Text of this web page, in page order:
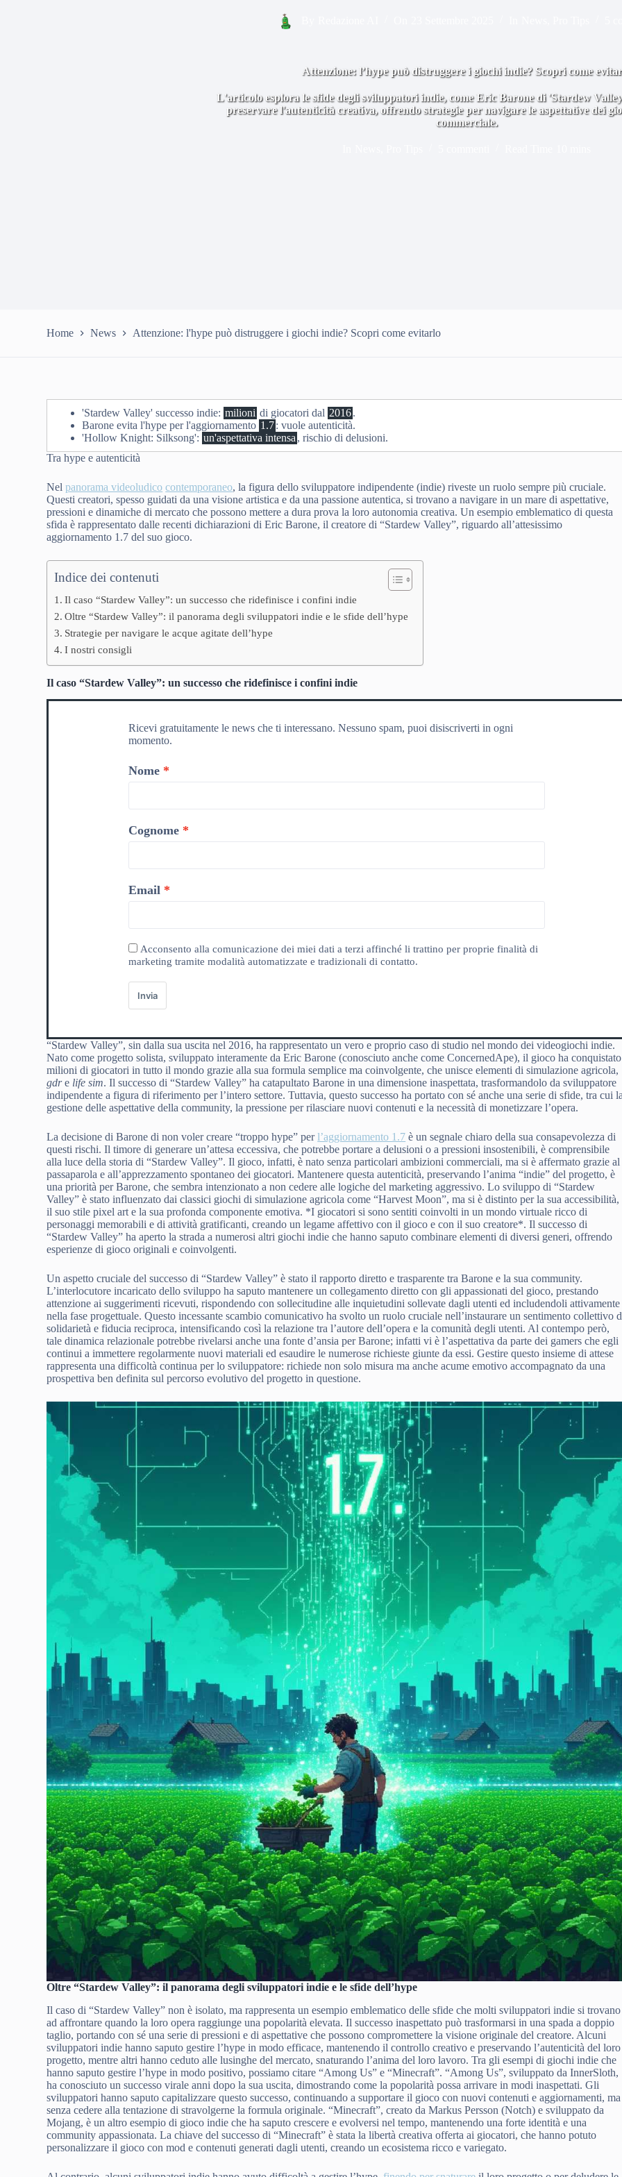
Attenzione: l’hype può distruggere i giochi indie? Scopri come
L'articolo esplora le sfide degli sviluppatori indie, come Eric Barone di 'Stardew
preservare l'autenticità creativa, offrendo strategie per navigare le aspettative dei
commerciale.
Home News Attenzione: l'hype può distruggere i giochi indie? Scopri come evitarlo
'Stardew Valley' successo indie: milioni di giocatori dal 2016.
Barone evita l'hype per l'aggiornamento 1.7: vuole autenticità.
'Hollow Knight: Silksong': un'aspettativa intensa , rischio di delusioni.
Tra hype e autenticità
Nelpanorama videoludico contemporaneo, la figura dello sviluppatore indipendente (indie) riveste un ruolo sempre più cruciale.
Questi creatori, spesso guidati da una visione artistica e da una passione autentica, si trovano a navigare in un mare di aspettative,
pressioni e dinamiche di mercato che possono mettere a dura prova la loro autonomia creativa. Un esempio emblematico di questa
sfida è rappresentato dalle recenti dichiarazioni di Eric Barone, il creatore di “Stardew Valley”, riguardo all’attesissimo
aggiornamento 1.7 del suo gioco.
Indice dei contenuti
Il caso “Stardew Valley”: un successo che ridefinisce i confini indie
Oltre “Stardew Valley”: il panorama degli sviluppatori indie e le sfide dell’hype
Strategie per navigare le acque agitate dell’hype
I nostri consigli
Il caso “Stardew Valley”: un successo che ridefinisce i confini indie
Ricevi gratuitamente le news che ti interessano. Nessuno spam, puoi disiscriverti in ogni
momento.
Nome
Cognome
Email
Acconsento alla comunicazione dei miei dati a terzi affinché li trattino per proprie finalità di
marketing tramite modalità automatizzate e tradizionali di contatto.
Invia
“Stardew Valley”, sin dalla sua uscita nel 2016, ha rappresentato un vero e proprio caso di studio nel mondo dei videogiochi indie.
Nato come progetto solista, sviluppato interamente da Eric Barone (conosciuto anche come ConcernedApe), il gioco ha conquistato
milioni di giocatori in tutto il mondo grazie alla sua formula semplice ma coinvolgente, che unisce elementi di simulazione agricola,
gdre life sim. Il successo di “Stardew Valley” ha catapultato Barone in una dimensione inaspettata, trasformandolo da sviluppatore
indipendente a figura di riferimento per l’intero settore. Tuttavia, questo successo ha portato con sé anche una serie di sfide, tra cui
gestione delle aspettative della community, la pressione per rilasciare nuovi contenuti e la necessità di monetizzare l’opera.
La decisione di Barone di non voler creare “troppo hype” perl’aggiornamento 1.7 è un segnale chiaro della sua consapevolezza di
questi rischi. Il timore di generare un’attesa eccessiva, che potrebbe portare a delusioni o a pressioni insostenibili, è comprensibile
alla luce della storia di “Stardew Valley”. Il gioco, infatti, è nato senza particolari ambizioni commerciali, ma si è affermato grazie al
passaparola e all’apprezzamento spontaneo dei giocatori. Mantenere questa autenticità, preservando l’anima “indie” del progetto, è
una priorità per Barone, che sembra intenzionato a non cedere alle logiche del marketing aggressivo. Lo sviluppo di “Stardew
Valley” è stato influenzato dai classici giochi di simulazione agricola come “Harvest Moon”, ma si è distinto per la sua accessibilità,
il suo stile pixel art e la sua profonda componente emotiva. *I giocatori si sono sentiti coinvolti in un mondo virtuale ricco di
personaggi memorabili e di attività gratificanti, creando un legame affettivo con il gioco e con il suo creatore*. Il successo di
“Stardew Valley” ha aperto la strada a numerosi altri giochi indie che hanno saputo combinare elementi di diversi generi, offrendo
esperienze di gioco originali e coinvolgenti.
Un aspetto cruciale del successo di “Stardew Valley” è stato il rapporto diretto e trasparente tra Barone e la sua community.
L’interlocutore incaricato dello sviluppo ha saputo mantenere un collegamento diretto con gli appassionati del gioco, prestando
attenzione ai suggerimenti ricevuti, rispondendo con sollecitudine alle inquietudini sollevate dagli utenti ed includendoli attivamente
nella fase progettuale. Questo incessante scambio comunicativo ha svolto un ruolo cruciale nell’instaurare un sentimento collettivo
solidarietà e fiducia reciproca, intensificando così la relazione tra l’autore dell’opera e la comunità degli utenti. Al contempo però,
tale dinamica relazionale potrebbe rivelarsi anche una fonte d’ansia per Barone; infatti vi è l’aspettativa da parte dei gamers che egli
continui a immettere regolarmente nuovi materiali ed esaudire le numerose richieste giunte da essi. Gestire questo insieme di attese
rappresenta una difficoltà continua per lo sviluppatore: richiede non solo misura ma anche acume emotivo accompagnato da una
prospettiva ben definita sul percorso evolutivo del progetto in questione.
Oltre “Stardew Valley”: il panorama degli sviluppatori indie e le sfide dell’hype
Il caso di “Stardew Valley” non è isolato, ma rappresenta un esempio emblematico delle sfide che molti sviluppatori indie si trovano
ad affrontare quando la loro opera raggiunge una popolarità elevata. Il successo inaspettato può trasformarsi in una spada a doppio
taglio, portando con sé una serie di pressioni e di aspettative che possono compromettere la visione originale del creatore. Alcuni
sviluppatori indie hanno saputo gestire l’hype in modo efficace, mantenendo il controllo creativo e preservando l’autenticità del loro
progetto, mentre altri hanno ceduto alle lusinghe del mercato, snaturando l’anima del loro lavoro. Tra gli esempi di giochi indie che
hanno saputo gestire l’hype in modo positivo, possiamo citare “Among Us” e “Minecraft”. “Among Us”, sviluppato da InnerSloth,
ha conosciuto un successo virale anni dopo la sua uscita, dimostrando come la popolarità possa arrivare in modi inaspettati. Gli
sviluppatori hanno saputo capitalizzare questo successo, continuando a supportare il gioco con nuovi contenuti e aggiornamenti, ma
senza cedere alla tentazione di stravolgerne la formula originale. “Minecraft”, creato da Markus Persson (Notch) e sviluppato da
Mojang, è un altro esempio di gioco indie che ha saputo crescere e evolversi nel tempo, mantenendo una forte identità e una
community appassionata. La chiave del successo di “Minecraft” è stata la libertà creativa offerta ai giocatori, che hanno potuto
personalizzare il gioco con mod e contenuti generati dagli utenti, creando un ecosistema ricco e variegato.